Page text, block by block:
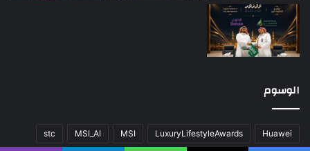
الوسوم
Huawei
LuxuryLifestyleAwards
MSI
MSI_AI
stc